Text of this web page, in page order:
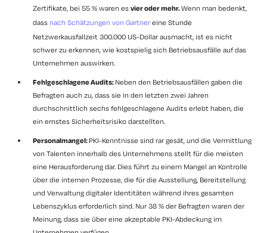
Zertifikate, bei 55 % waren es vier oder mehr.Wenn man bedenkt,
dass nach Schätzungen von Gartner eine Stunde
Netzwerkausfallzeit 300.000 US-Dollar ausmacht, ist es nicht
schwer zu erkennen, wie kostspielig sich Betriebsausfälle auf das
Unternehmen auswirken.
Fehlgeschlagene Audits: Neben den Betriebsausfällen gaben die
Befragten auch zu, dass sie in den letzten zwei Jahren
durchschnittlich sechs fehlgeschlagene Audits erlebt haben, die
ein ernstes Sicherheitsrisiko darstellten.
Personalmangel: PKI-Kenntnisse sind rar gesät, und die Vermittlung
von Talenten innerhalb des Unternehmens stellt für die meisten
eine Herausforderung dar. Dies führt zu einem Mangel an Kontrolle
über die internen Prozesse, die für die Ausstellung, Bereitstellung
und Verwaltung digitaler Identitäten während ihres gesamten
Lebenszyklus erforderlich sind. Nur 38 % der Befragten waren der
Meinung, dass sie über eine akzeptable PKI-Abdeckung im